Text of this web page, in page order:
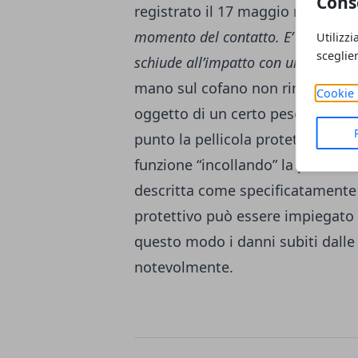
Cookie
registrato il 17 maggio negli
momento del contatto. E’
schiude all’impatto con un corpo”.
mano sul cofano non rimane
oggetto di un certo peso si
punto la pellicola protettiva si
funzione “incollando” la
descritta come
protettivo può essere
questo modo i danni subiti
notevolmente.